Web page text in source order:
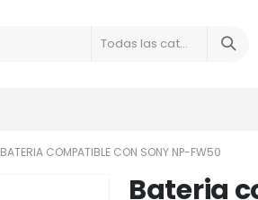
Todas las categorias
BATERIA COMPATIBLE CON SONY NP-FW50
Bateria